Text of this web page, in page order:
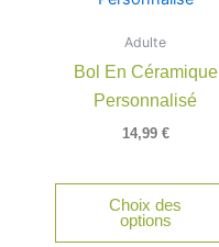
Adulte
Bol En Céramique
Personnalisé
14,99 €
Choix des
options